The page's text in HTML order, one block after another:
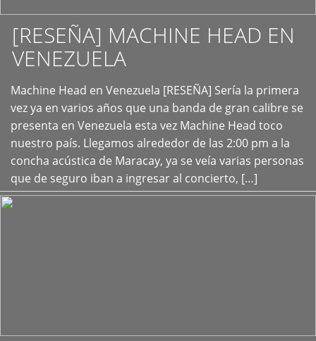
[RESEÑA] MACHINE HEAD EN
VENEZUELA
Machine Head en Venezuela [RESEÑA] Sería la primera
vez ya en varios años que una banda de gran calibre se
presenta en Venezuela esta vez Machine Head toco
nuestro país. Llegamos alrededor de las 2:00 pm a la
concha acústica de Maracay, ya se veía varias personas
que de seguro iban a ingresar al concierto, […]
+